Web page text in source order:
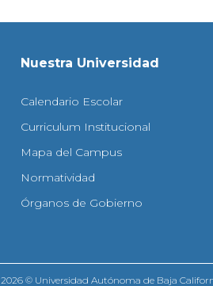
Nuestra Universidad
Calendario Escolar
Curriculum Institucional
Mapa del Campus
Normatividad
Órganos de Gobierno
2026 © Universidad Autónoma de Baja